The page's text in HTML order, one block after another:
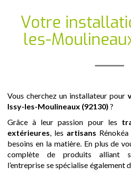
Votre
les-
Vous cherchez un installateur pour
Issy-les-Moulineaux (92130) ?
Grâce à leur passion pour les
extérieures , les artisans
besoins en la matière. En plus de
complète de produits alliant
l’entreprise se spécialise également